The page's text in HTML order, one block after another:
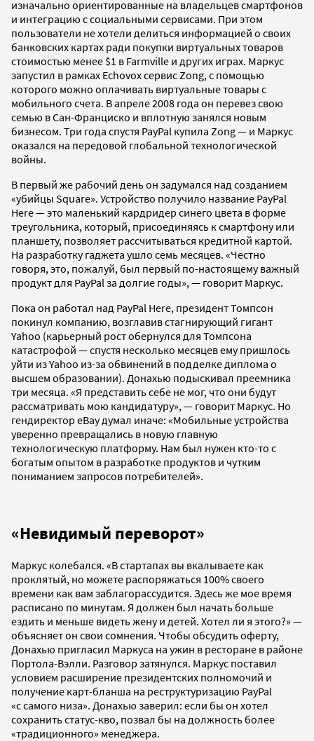
изначально ориентированные на владельцев смартфонов
и интеграцию с социальными сервисами. При этом
пользователи не хотели делиться информацией о своих
банковских картах ради покупки виртуальных товаров
стоимостью менее $1 в Farmville и других играх. Маркус
запустил в рамках Echovox сервис Zong, с помощью
которого можно оплачивать виртуальные товары с
мобильного счета. В апреле 2008 года он перевез свою
семью в Сан-Франциско и вплотную занялся новым
бизнесом. Три года спустя PayPal купила Zong — и Маркус
оказался на передовой глобальной технологической
войны.
В первый же рабочий день он задумался над созданием
«убийцы Square». Устройство получило название PayPal
Here — это маленький кардридер синего цвета в форме
треугольника, который, присоединяясь к смартфону или
планшету, позволяет рассчитываться кредитной картой.
На разработку гаджета ушло семь месяцев. «Честно
говоря, это, пожалуй, был первый по-настоящему важный
продукт для PayPal за долгие годы», — говорит Маркус.
Пока он работал над PayPal Here, президент Томпсон
покинул компанию, возглавив стагнирующий гигант
Yahoo (карьерный рост обернулся для Томпсона
катастрофой — спустя несколько месяцев ему пришлось
уйти из Yahoo из-за обвинений в подделке диплома о
высшем образовании). Донахью подыскивал преемника
три месяца. «Я представить себе не мог, что они будут
рассматривать мою кандидатуру», — говорит Маркус. Но
гендиректор eBay думал иначе: «Мобильные устройства
уверенно превращались в новую главную
технологическую платформу. Нам был нужен кто-то с
богатым опытом в разработке продуктов и чутким
пониманием запросов потребителей».
«Невидимый переворот»
Маркус колебался. «В стартапах вы вкалываете как
проклятый, но можете распоряжаться 100% своего
времени как вам заблагорассудится. Здесь же мое время
расписано по минутам. Я должен был начать больше
ездить и меньше видеть жену и детей. Хотел ли я этого?» —
объясняет он свои сомнения. Чтобы обсудить оферту,
Донахью пригласил Маркуса на ужин в ресторане в районе
Портола-Вэлли. Разговор затянулся. Маркус поставил
условием расширение президентских полномочий и
получение карт-бланша на реструктуризацию PayPal
«с самого низа». Донахью заверил: если бы он хотел
сохранить статус-кво, позвал бы на должность более
«традиционного» менеджера.